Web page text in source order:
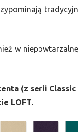
w
(z serii
LOFT.